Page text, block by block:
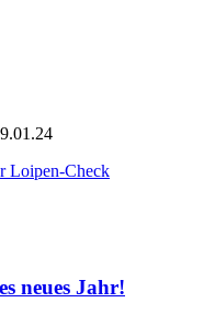
Loipen-Check
neues Jahr!